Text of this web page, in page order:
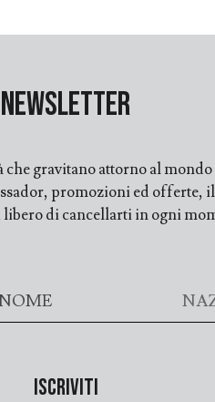
Newsletter
gravitano attorno al
promozioni ed offerte,
libero di cancellarti in ogni